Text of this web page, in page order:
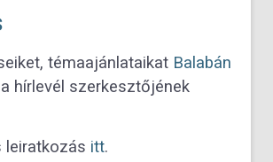
témaajánlataikat Balabán
hírlevél szerkesztőjének
leiratkozás itt.